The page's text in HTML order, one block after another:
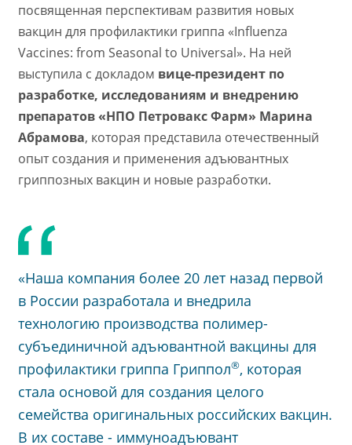
посвященная перспективам развития новых
вакцин для профилактики гриппа «Influenza
Vaccines: from Seasonal to Universal». На ней
выступила с докладом вице-президент по
разработке, исследованиям и внедрению
препаратов «НПО Петровакс Фарм» Марина
Абрамова, которая представила отечественный
опыт создания и применения адъювантных
гриппозных вакцин и новые разработки.
«Наша компания более 20 лет назад первой
в России разработала и внедрила
технологию производства полимер-
субъединичной адъювантной вакцины для
профилактики гриппа Гриппол®, которая
стала основой для создания целого
семейства оригинальных российских вакцин.
В их составе - иммуноадъювант